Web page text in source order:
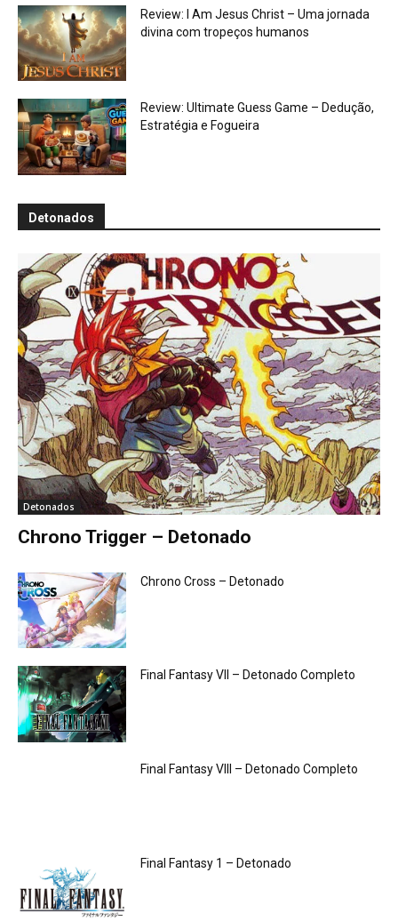
Review: I Am Jesus Christ – Uma jornada
divina com tropeços humanos
Review: Ultimate Guess Game – Dedução,
Estratégia e Fogueira
Detonados
Detonados
Chrono Trigger – Detonado
Chrono Cross – Detonado
Final Fantasy VII – Detonado Completo
Final Fantasy VIII – Detonado Completo
Final Fantasy 1 – Detonado